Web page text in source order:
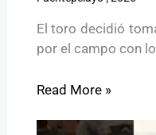
El toro decidió
por el campo con
Read More »